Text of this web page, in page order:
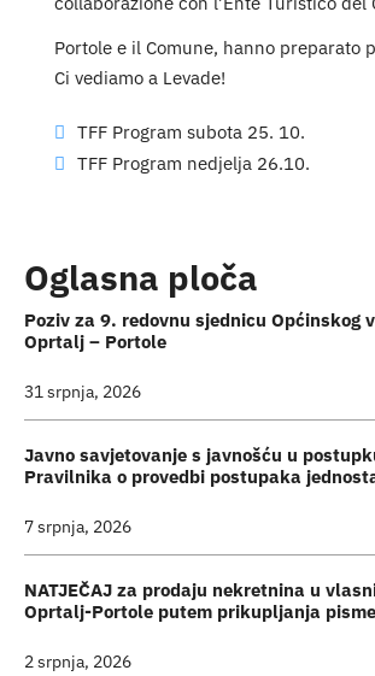
Portole e il Comune, hanno preparato
Ci vediamo a Levade!
TFF Program subota 25. 10.
TFF Program nedjelja 26.10.
Oglasna ploča
Poziv za 9. redovnu sjednicu Općinskog
Oprtalj – Portole
31 srpnja, 2026
Javno savjetovanje s javnošću u
Pravilnika o provedbi postupaka
7 srpnja, 2026
NATJEČAJ za prodaju nekretnina u
Oprtalj-Portole putem prikupljanja
2 srpnja, 2026